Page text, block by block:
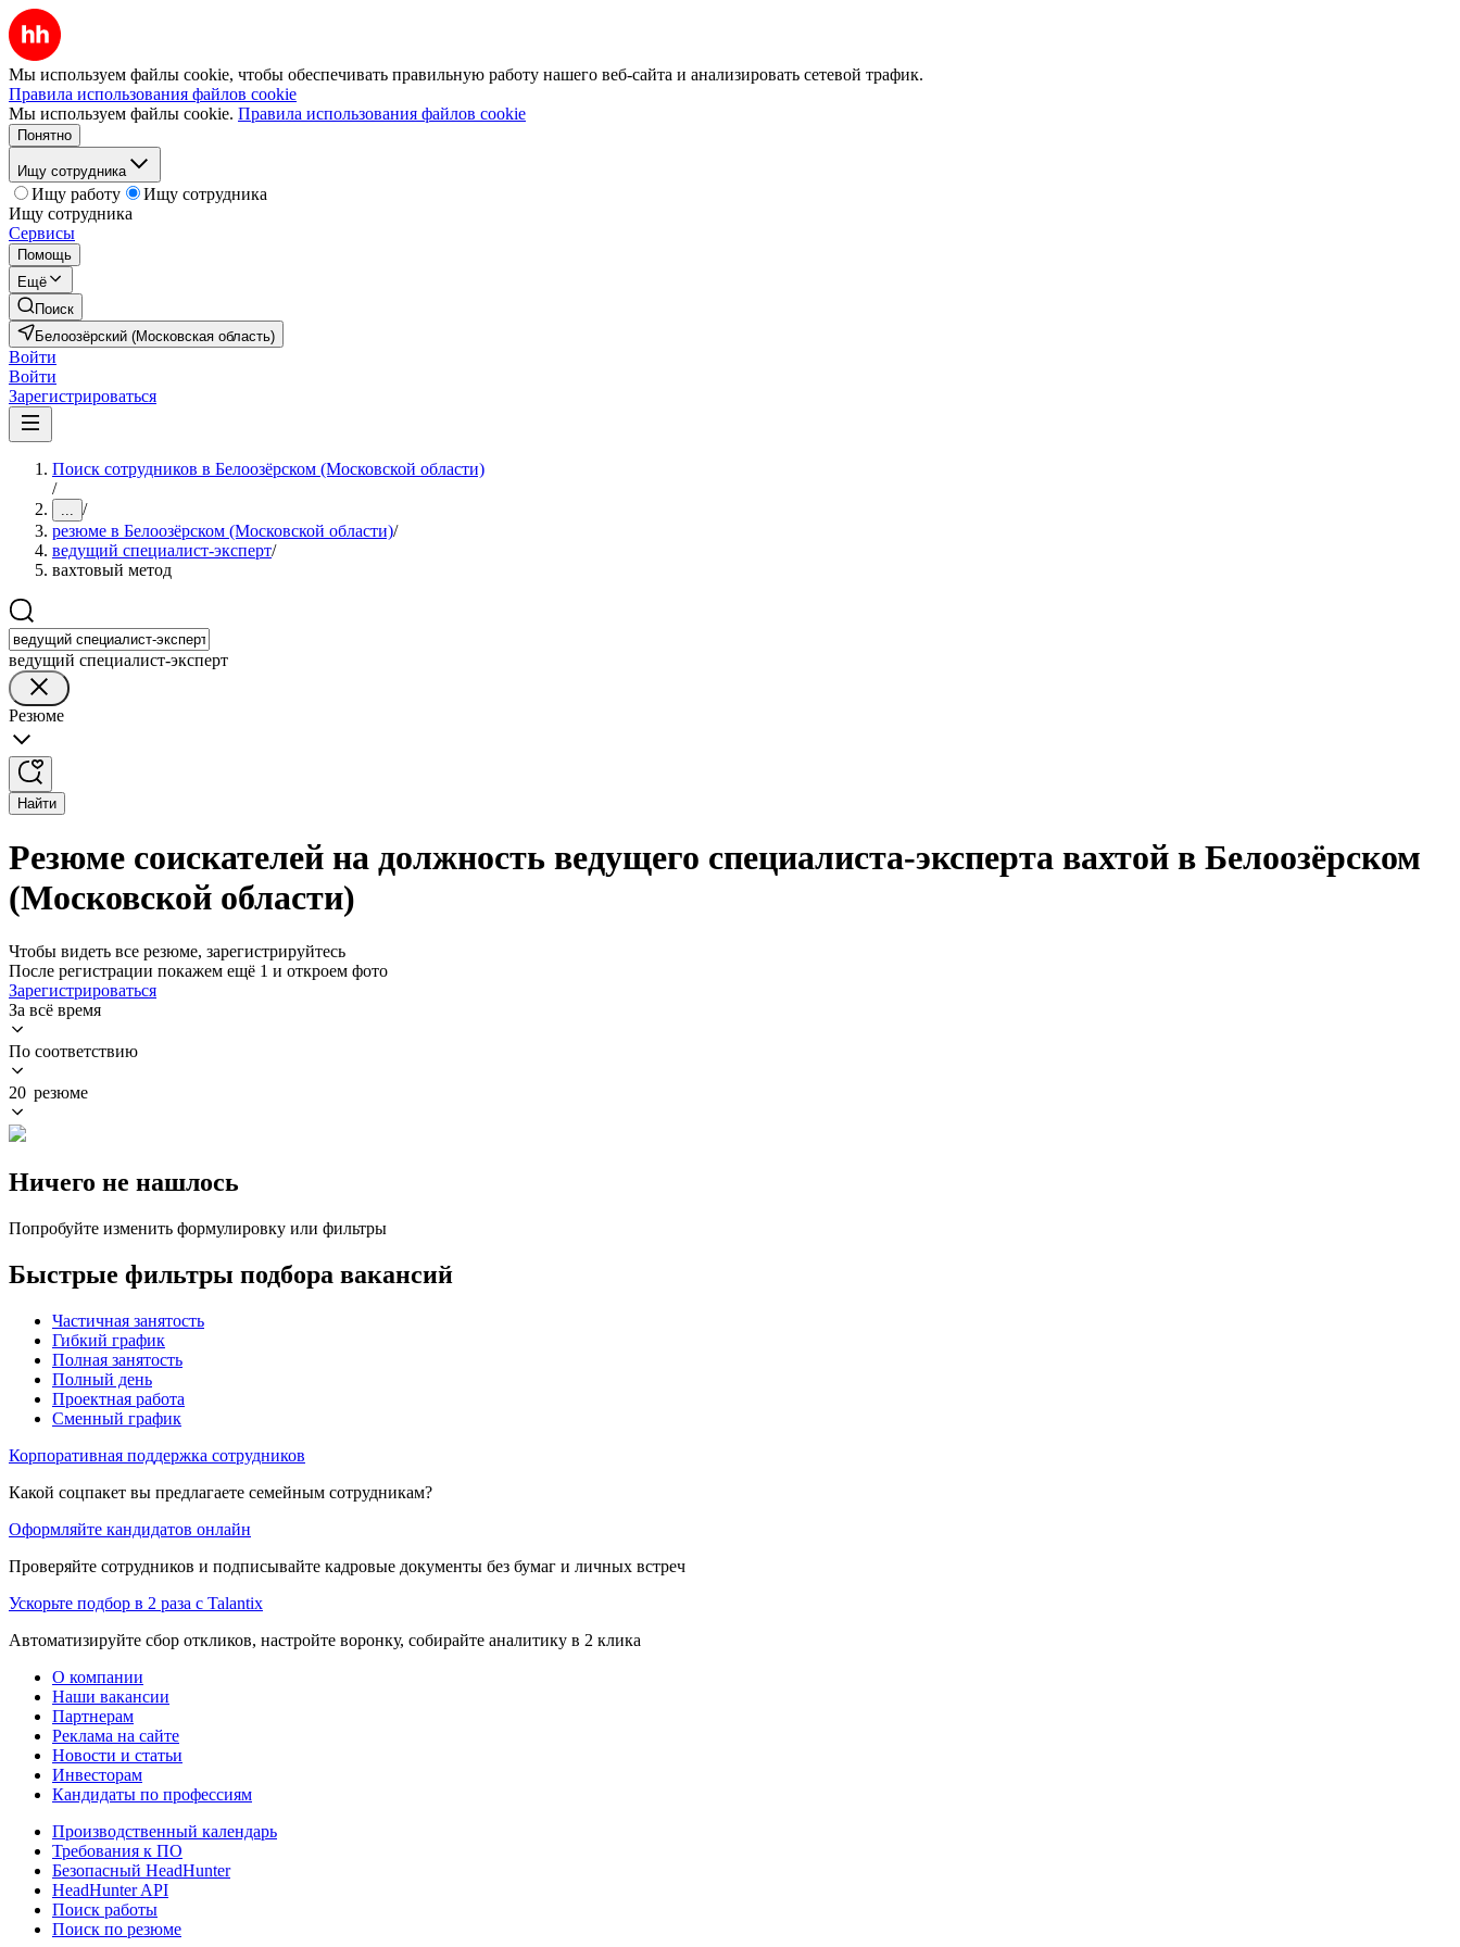
Мы используем файлы cookie, чтобы обеспечивать правильную работу нашего веб-сайта и анализировать сетевой трафик.
Правила использования файлов cookie
Мы используем файлы cookie. Правила использования файлов cookie
Понятно
Ищу сотрудника
Ищу работу
Ищу сотрудника
Ищу сотрудника
Сервисы
Помощь
Ещё
Поиск
Белоозёрский (Московская область)
Войти
Войти
Зарегистрироваться
Поиск сотрудников в Белоозёрском (Московской области)
/
... /
резюме в Белоозёрском (Московской области)/
ведущий специалист-эксперт/
вахтовый метод
ведущий специалист-эксперт
Резюме
Найти
Резюме соискателей на должность ведущего специалиста-эксперта вахтой в Белоозёрском
(Московской области)
Чтобы видеть все резюме, зарегистрируйтесь
После регистрации покажем ещё 1 и откроем фото
Зарегистрироваться
За всё время
По соответствию
20 резюме
Ничего не нашлось
Попробуйте изменить формулировку или фильтры
Быстрые фильтры подбора вакансий
Частичная занятость
Гибкий график
Полная занятость
Полный день
Проектная работа
Сменный график
Корпоративная поддержка сотрудников
Какой соцпакет вы предлагаете семейным сотрудникам?
Оформляйте кандидатов онлайн
Проверяйте сотрудников и подписывайте кадровые документы без бумаг и личных встреч
Ускорьте подбор в 2 раза с Talantix
Автоматизируйте сбор откликов, настройте воронку, собирайте аналитику в 2 клика
О компании
Наши вакансии
Партнерам
Реклама на сайте
Новости и статьи
Инвесторам
Кандидаты по профессиям
Производственный календарь
Требования к ПО
Безопасный HeadHunter
HeadHunter API
Поиск работы
Поиск по резюме